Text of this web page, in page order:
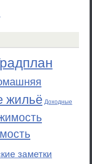
жильё Доходные
заметки